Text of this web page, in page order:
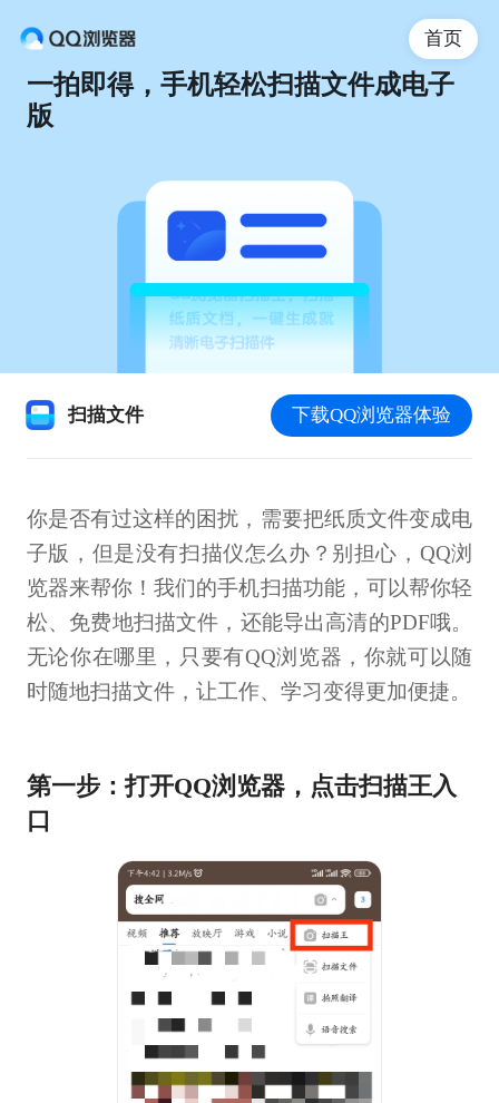
一拍即得，手机轻松扫描文件成电子
版
首页
扫描文件 下载QQ浏览器体验
你是否有过这样的困扰，需要把纸质文件变成电
子版，但是没有扫描仪怎么办？别担心，QQ浏
览器来帮你！我们的手机扫描功能，可以帮你轻
松、免费地扫描文件，还能导出高清的PDF哦。
无论你在哪里，只要有QQ浏览器，你就可以随
时随地扫描文件，让工作、学习变得更加便捷。
第一步：打开QQ浏览器，点击扫描王入
口